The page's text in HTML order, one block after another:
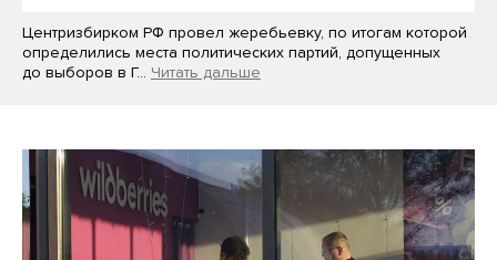
Центризбирком РФ провел жеребьевку, по итогам которой
определились места политических партий, допущенных
до выборов в Г… Читать дальше